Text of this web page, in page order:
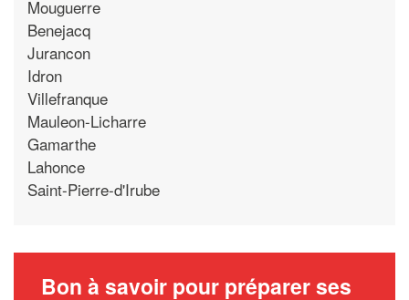
Mouguerre
Benejacq
Jurancon
Idron
Villefranque
Mauleon-Licharre
Gamarthe
Lahonce
Saint-Pierre-d'Irube
Bon à savoir pour préparer ses